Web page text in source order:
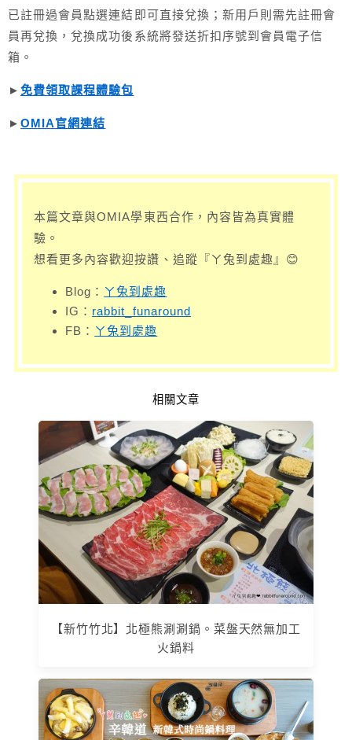
已註冊過會員點選連結即可直接兌換；新用戶則需先註冊會
員再兌換，兌換成功後系統將發送折扣序號到會員電子信
箱。
►免費領取課程體驗包
►OMIA官網連結
本篇文章與OMIA學東西合作，內容皆為真實體
驗。
想看更多內容歡迎按讚、追蹤『ㄚ兔到處趣』😊
Blog： ㄚ兔到處趣
IG： rabbit_funaround
FB： ㄚ兔到處趣
相關文章
【新竹竹北】北極熊涮涮鍋。菜盤天然無加工
火鍋料